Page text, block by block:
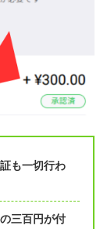
も一切行わ
三百円が付